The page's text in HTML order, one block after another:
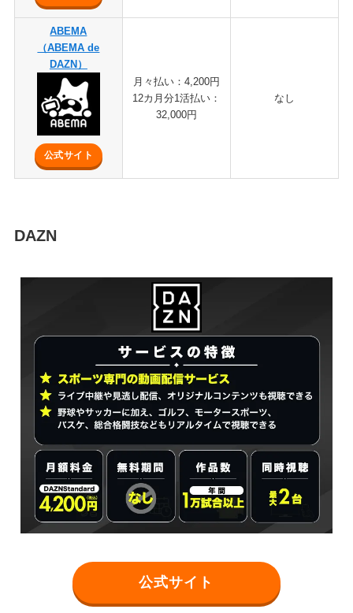
ABEMA
（ABEMA de
DAZN）
公式サイト
月々払い：4,200円
12カ月分1活払い：
32,000円
なし
DAZN
公式サイト